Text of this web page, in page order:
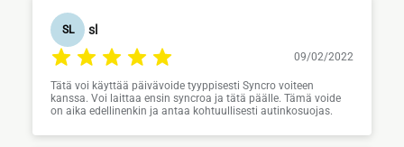
SL sl
09/02/2022
Tätä voi käyttää päivävoide tyyppisesti Syncro voiteen
kanssa. Voi laittaa ensin syncroa ja tätä päälle. Tämä voide
on aika edellinenkin ja antaa kohtuullisesti autinkosuojas.